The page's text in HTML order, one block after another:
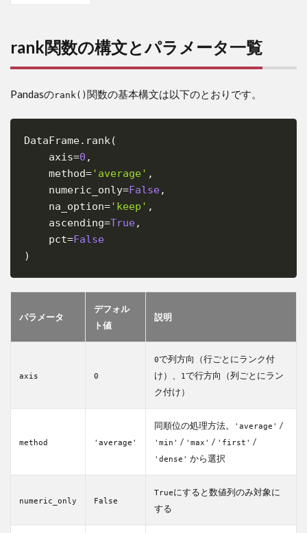
の構
文と
パラ
タ一
Pandas
のrank
な使い
Pandas
で特定
算する
4
ンクを
Pandas
rank関数の構文とパラメータ一覧
Pandasのrank() 関数の基本構文は以下のとおりです。
DataFrame. rank(
    axis
=0 ,
    method
='average' ,
    numeric_only
=False,
    na_option
='keep' ,
    ascending
=True,
    pct
=False
)
パラメータ
デフォル
ト値
説明
axis 0
0で列方向（行ごとにランク付
け）、
1で行方向（列ごとにラン
ク付け）
method 'average'
同順位の処理方法。 'average' /
'min' / 'max' / 'first' /
'dense' から選択
numeric_only False
Trueにすると数値列のみ対象に
する